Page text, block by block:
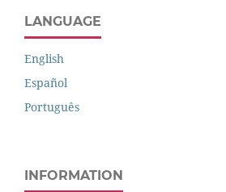
LANGUAGE
English
Español
Português
INFORMATION